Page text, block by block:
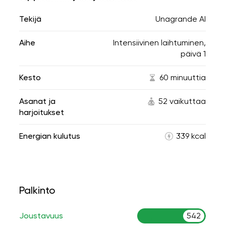
Tekijä Unagrande AI
Aihe
Intensiivinen laihtuminen,
päivä 1
Kesto 60 minuuttia
Asanat ja
harjoitukset
52 vaikuttaa
Energian kulutus 339 kcal
Palkinto
Joustavuus 542